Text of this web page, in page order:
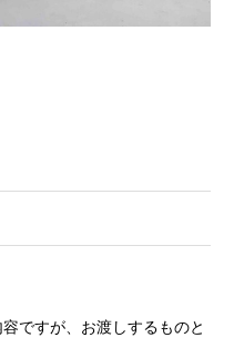
ですが、お渡しするものと